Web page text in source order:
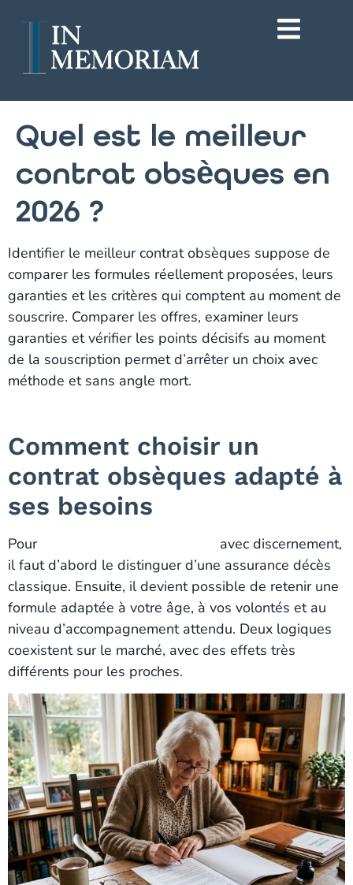
Quel est le meilleur
contrat obsèques en
2026 ?
Identifier le meilleur contrat obsèques suppose de
comparer les formules réellement proposées, leurs
garanties et les critères qui comptent au moment de
souscrire. Comparer les offres, examiner leurs
garanties et vérifier les points décisifs au moment
de la souscription permet d’arrêter un choix avec
méthode et sans angle mort.
Comment choisir un
contrat obsèques adapté à
ses besoins
Pour
avec discernement,
il faut d’abord le distinguer d’une assurance décès
classique. Ensuite, il devient possible de retenir une
formule adaptée à votre âge, à vos volontés et au
niveau d’accompagnement attendu. Deux logiques
coexistent sur le marché, avec des effets très
différents pour les proches.